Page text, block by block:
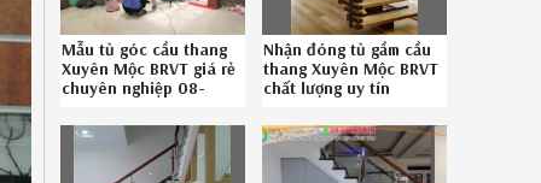
Mẫu tủ góc cầu thang
Xuyên Mộc BRVT giá rẻ
chuyên nghiệp 08-
Nhận đóng tủ gầm cầu
thang Xuyên Mộc BRVT
chất lượng uy tín